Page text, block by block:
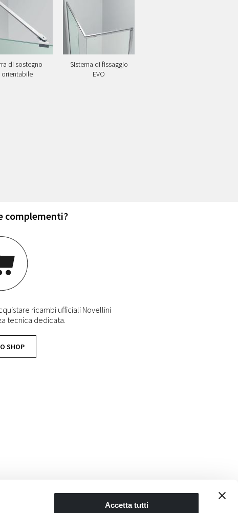
Accetta tutti
di sostegno
orientabile
Sistema di fissaggio
EVO
complementi?
ricambi ufficiali Novellini
tecnica dedicata.
SHOP